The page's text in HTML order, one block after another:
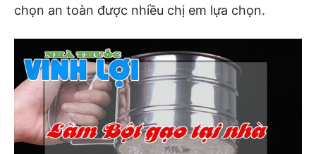
chọn an toàn được nhiều chị em lựa chọn.